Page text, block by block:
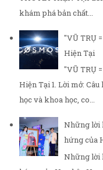
khám phá bản chất...
"VŨ TRỤ
Hiện Tại
"VŨ TRỤ
Hiện Tại 1. Lời mở:
học và khoa học, co...
Những lời
hứng của
Những lời